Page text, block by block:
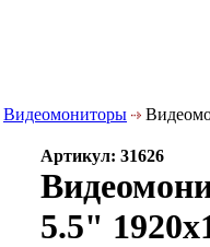
Видеомониторы
Артикул: 31626
5.5"